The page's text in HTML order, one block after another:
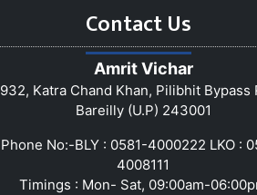
Contact Us
Amrit Vichar
932, Katra Chand Khan, Pilibhit Bypass
Bareilly (U.P) 243001
Phone No:-BLY : 0581-4000222 LKO :
4008111
Timings : Mon- Sat, 09:00am-